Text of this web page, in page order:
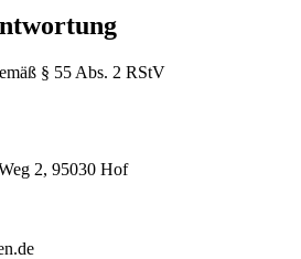
§ 55 Abs. 2 RStV
2, 95030 Hof